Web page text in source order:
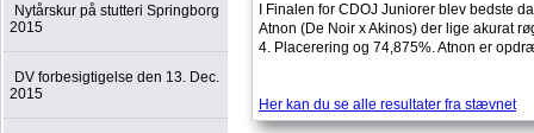
Nytårskur på stutteri Springborg
2015
DV forbesigtigelse den 13. Dec.
2015
I Finalen for CDOJ Juniorer blev bedste
Atnon (De Noir x Akinos) der lige akurat
4. Placerering og 74,875%. Atnon er
Her kan du se alle resultater fra stævnet